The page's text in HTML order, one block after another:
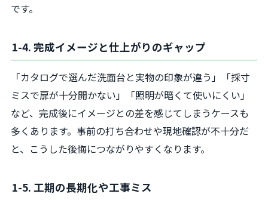
です。
1-4. 完成イメージと仕上がりのギャップ
「カタログで選んだ洗面台と実物の印象が違う」「採寸
ミスで扉が十分開かない」「照明が暗くて使いにくい」
など、完成後にイメージとの差を感じてしまうケースも
多くあります。事前の打ち合わせや現地確認が不十分だ
と、こうした後悔につながりやすくなります。
1-5. 工期の長期化や工事ミス